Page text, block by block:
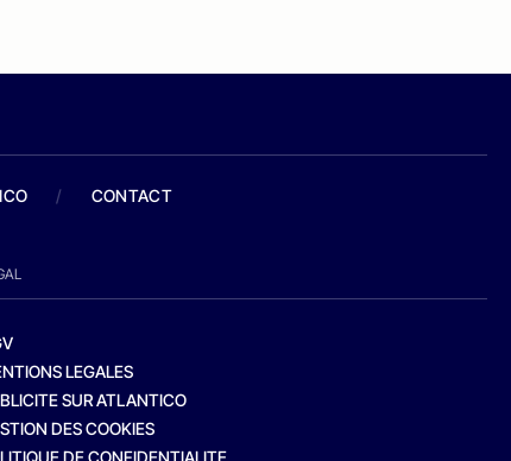
/ CONTACT
LEGALES
SUR ATLANTICO
DES COOKIES
DE CONFIDENTIALITE